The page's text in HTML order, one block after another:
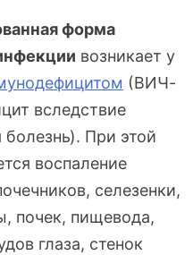
форма
возникает у
(ВИЧ-
вследствие
При этой
воспаление
селезенки,
почек, пищевода,
глаза, стенок